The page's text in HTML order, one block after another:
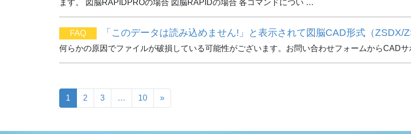
ます。 図脳RAPIDPROの場合 図脳RAPIDの場合 各コマンドについ …
FAQ 「このデータは読み込めません!」と表示されて図脳CAD形式（
何らかの原因でファイルが破損している可能性がございます。お問い合わせフォームからCAD
1 2 3 … 10 »